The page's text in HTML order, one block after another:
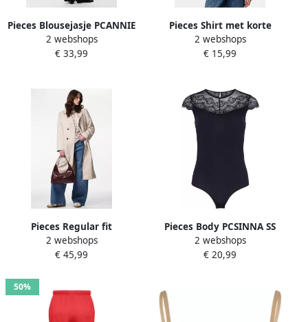
Pieces Blousejasje PCANNIE
BOMBER NOOS BC
2 webshops
€ 33,99
Pieces Shirt met korte
mouwen PCSKYLAR SS
OVERSIZED TEE NOOS
2 webshops
€ 15,99
Pieces Regular fit
trenchcoat met tailleriem
om te strikken Model
2 webshops
€ 45,99
Pieces Body PCSINNA SS
BODYSTOCKING NOOS
2 webshops
€ 20,99
50%